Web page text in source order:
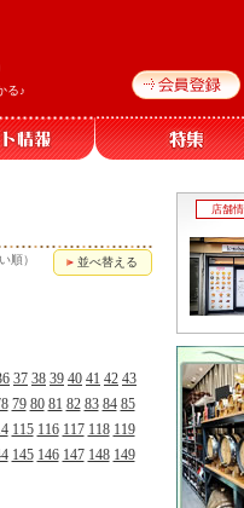
る♪
並べ替える
順）
37 38 39 40 41 42 43
79 80 81 82 83 84 85
115 116 117 118 119
145 146 147 148 149
店舗